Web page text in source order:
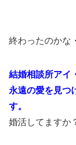
終わったのかな
結婚相談所アイ
永遠の愛を見
す。
婚活してますか